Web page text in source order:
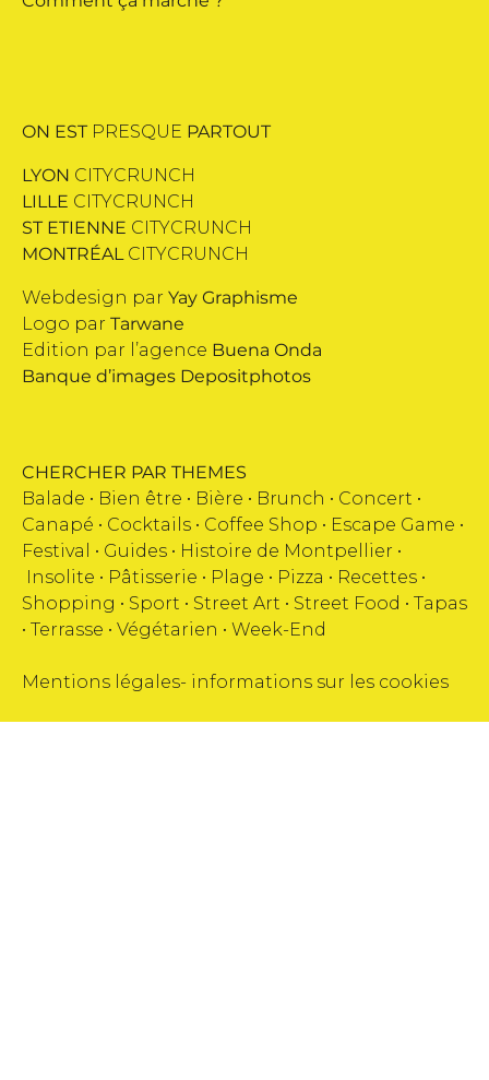
ON EST PRESQUE PARTOUT
LYON CITYCRUNCH
LILLE CITYCRUNCH
ST ETIENNE CITYCRUNCH
MONTRÉALCITYCRUNCH
Webdesign par Yay Graphisme
Logo par Tarwane
Edition par l’agence Buena Onda
Banque d’images Depositphotos
CHERCHER PAR THEMES
Balade • Bien être • Bière • Brunch • Concert •
Canapé • Cocktails • Coffee Shop • Escape Game •
Festival
• Guides • Histoire de Montpellier •
Insolite • Pâtisserie • Plage • Pizza • Recettes •
Shopping • Sport • Street Art • Street Food • Tapas
• Terrasse • Végétarien • Week-End
Mentions légales- informations sur les cookies